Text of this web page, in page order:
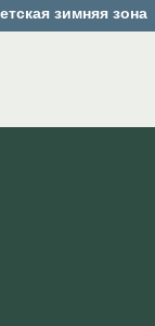
зимняя зона